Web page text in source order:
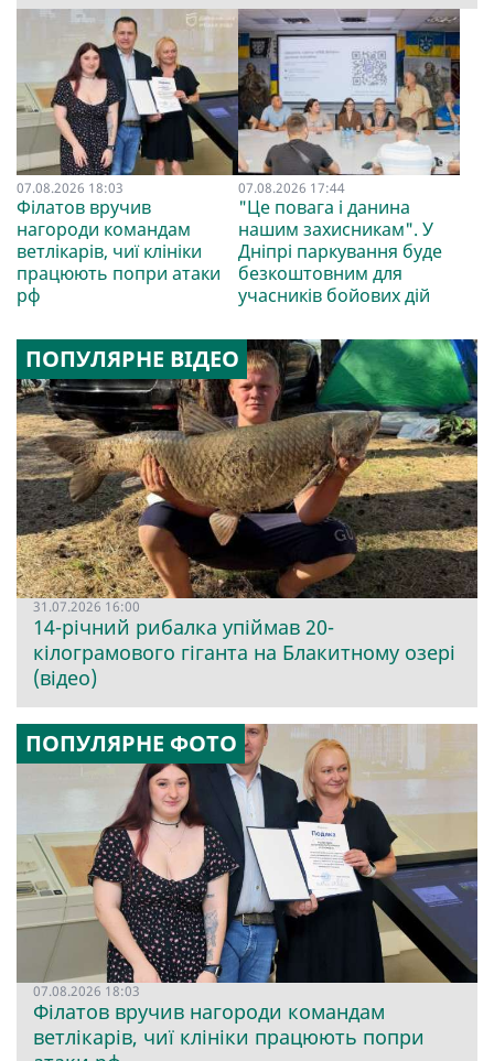
07.08.2026 18:03
Філатов вручив
нагороди командам
ветлікарів, чиї клініки
працюють попри атаки
рф
07.08.2026 17:44
"Це повага і данина
нашим захисникам". У
Дніпрі паркування буде
безкоштовним для
учасників бойових дій
ПОПУЛЯРНЕ ВІДЕО
31.07.2026 16:00
14-річний рибалка упіймав 20-
кілограмового гіганта на Блакитному озері
(відео)
ПОПУЛЯРНЕ ФОТО
07.08.2026 18:03
Філатов вручив нагороди командам
ветлікарів, чиї клініки працюють попри